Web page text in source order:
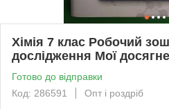
Хімія 7 клас Робочий
дослідження Мої
Готово до відправки
Код: 286591
Опт і роздріб